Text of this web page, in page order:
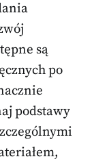
są
po
podstawy